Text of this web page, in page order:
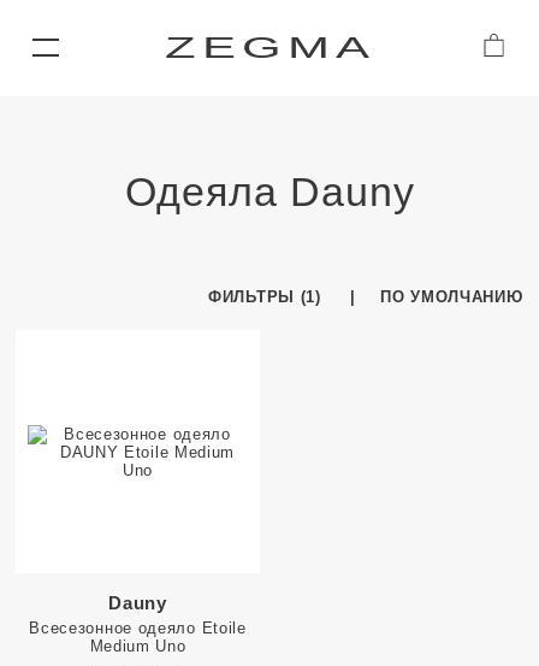
ZEGMA
Одеяла Dauny
ФИЛЬТРЫ (1) ПО УМОЛЧАНИЮ
Dauny
Всесезонное одеяло Etoile
Medium Uno